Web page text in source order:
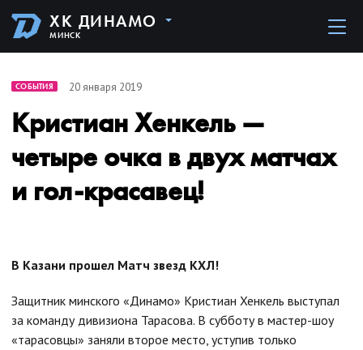
ХК ДИНАМО
МИНСК
СОБЫТИЯ 20 января 2019
Кристиан Хенкель —
четыре очка в двух матчах
и гол-красавец!
В Казани прошел Матч звезд КХЛ!
Защитник минского «Динамо» Кристиан Хенкель выступал
за команду дивизиона Тарасова. В субботу в мастер-шоу
«тарасовцы» заняли второе место, уступив только